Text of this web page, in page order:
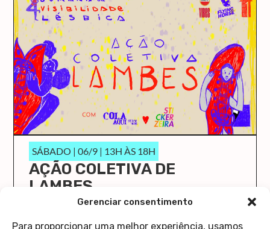
Gerenciar consentimento
Para proporcionar uma melhor experiência, usamos
SÁBADO | 06/9 | 13H ÀS 18H
AÇÃO COLETIVA DE
LAMBES
O Cola Aqui/Stick Here vai ocupar a Casa 1 de